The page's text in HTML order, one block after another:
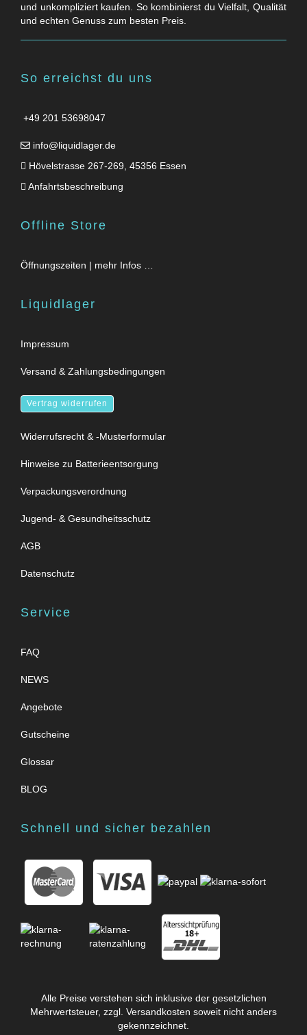
und unkompliziert kaufen. So kombinierst du Vielfalt, Qualität
und echten Genuss zum besten Preis.
So erreichst du uns
+49 201 53698047
info@liquidlager.de
Hövelstrasse 267-269, 45356 Essen
Anfahrtsbeschreibung
Offline Store
Öffnungszeiten | mehr Infos …
Liquidlager
Impressum
Versand & Zahlungsbedingungen
Vertrag widerrufen
Widerrufsrecht & -Musterformular
Hinweise zu Batterieentsorgung
Verpackungsverordnung
Jugend- & Gesundheitsschutz
AGB
Datenschutz
Service
FAQ
NEWS
Angebote
Gutscheine
Glossar
BLOG
Schnell und sicher bezahlen
Alle Preise verstehen sich inklusive der gesetzlichen
Mehrwertsteuer, zzgl. Versandkosten soweit nicht anders
gekennzeichnet.